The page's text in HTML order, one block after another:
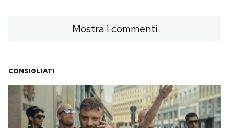
Mostra i commenti
CONSIGLIATI